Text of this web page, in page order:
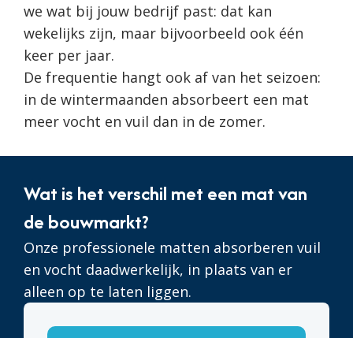
we wat bij jouw bedrijf past: dat kan
wekelijks zijn, maar bijvoorbeeld ook één
keer per jaar.
De frequentie hangt ook af van het seizoen:
in de wintermaanden absorbeert een mat
meer vocht en vuil dan in de zomer.
Wat is het verschil met een mat van
de bouwmarkt?
Onze professionele matten absorberen vuil
en vocht daadwerkelijk, in plaats van er
alleen op te laten liggen.